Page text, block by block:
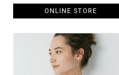
ONLINE STORE